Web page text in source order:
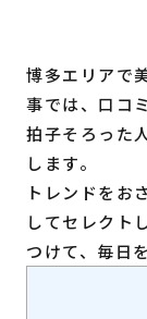
博多エリアで
事では、口コ
拍子そろった
します。
トレンドをお
してセレクト
つけて、毎日